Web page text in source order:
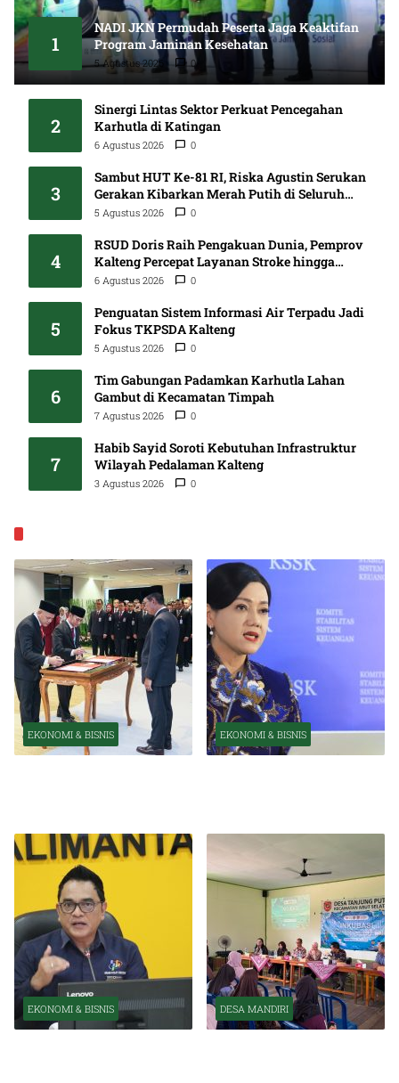
1
NADI JKN Permudah Peserta Jaga Keaktifan
Program Jaminan Kesehatan
5 Agustus 2026 0
2
Sinergi Lintas Sektor Perkuat Pencegahan
Karhutla di Katingan
6 Agustus 2026 0
3
Sambut HUT Ke-81 RI, Riska Agustin Serukan
Gerakan Kibarkan Merah Putih di Seluruh
Kalteng
5 Agustus 2026 0
4
RSUD Doris Raih Pengakuan Dunia, Pemprov
Kalteng Percepat Layanan Stroke hingga
Pelosok
6 Agustus 2026 0
5
Penguatan Sistem Informasi Air Terpadu Jadi
Fokus TKPSDA Kalteng
5 Agustus 2026 0
6
Tim Gabungan Padamkan Karhutla Lahan
Gambut di Kecamatan Timpah
7 Agustus 2026 0
7
Habib Sayid Soroti Kebutuhan Infrastruktur
Wilayah Pedalaman Kalteng
3 Agustus 2026 0
EKONOMI & BISNIS EKONOMI & BISNIS
EKONOMI & BISNIS DESA MANDIRI